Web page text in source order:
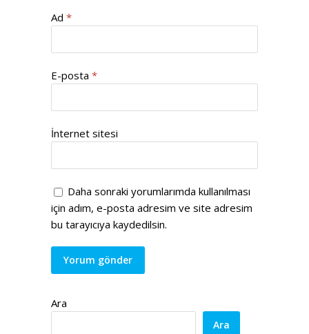
Ad *
E-posta *
İnternet sitesi
Daha sonraki yorumlarımda kullanılması
için adım, e-posta adresim ve site adresim
bu tarayıcıya kaydedilsin.
Ara
Ara